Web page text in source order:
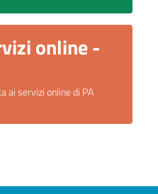
online -
ai servizi online di PA